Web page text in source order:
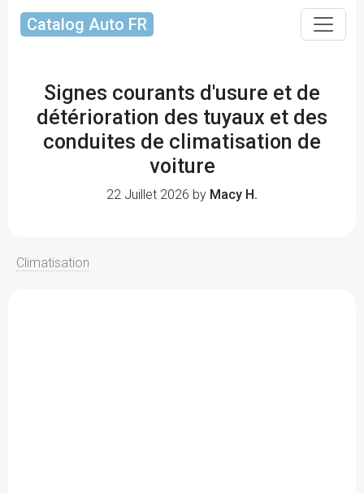
Catalog Auto FR
Signes courants d'usure et de
détérioration des tuyaux et des
conduites de climatisation de
voiture
22 Juillet 2026 by Macy H.
Climatisation